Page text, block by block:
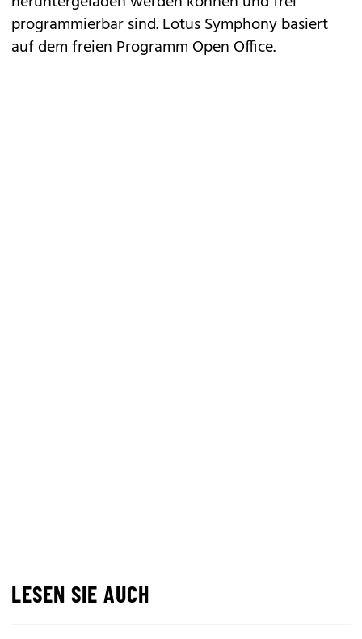
programmierbar sind. Lotus Symphony basiert
auf dem freien Programm Open Office.
LESEN SIE AUCH